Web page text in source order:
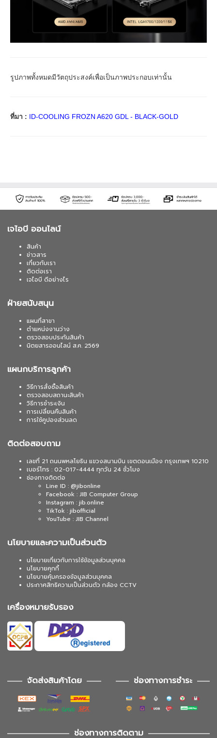
รูปภาพทั้งหมดมีวัตถุประสงค์เพื่อเป็นภาพประกอบเท่านั้น
ที่มา : ID-COOLING FROZN A620 GDL - BLACK-GOLD
เจไอบี ออนไลน์
สินค้า
ข่าวสาร
เกี่ยวกับเรา
ติดต่อเรา
เจไอบี ดีอย่างไร
ฝ่ายสนับสนุน
แผนที่สาขา
ตำแหน่งงานว่าง
ตรวจสอบประกันสินค้า
นิตยสารออนไลน์ ส.ค. 2569
แผนกบริการลูกค้า
วิธีการสั่งซื้อสินค้า
ตรวจสอบสถานะสินค้า
วิธีการชำระเงิน
การเปลี่ยนคืนสินค้า
การใช้คูปองส่วนลด
ติดต่อสอบถาม
เลขที่ 21 ถนนพหลโยธิน แขวงสนามบิน เขตดอนเมือง กรุงเทพฯ 10210
เบอร์โทร : 02-017-4444 ทุกวัน 24 ชั่วโมง
ช่องทางติดต่อ
Line ID : @jibonline
Facebook : JIB Computer Group
Instagram : jib.online
TikTok : jibofficial
YouTube : JIB Channel
นโยบายและความเป็นส่วนตัว
นโยบายเกี่ยวกับการใช้ข้อมูลส่วนบุคคล
นโยบายคุกกี้
นโยบายคุ้มครองข้อมูลส่วนบุคคล
ประกาศสิทธิความเป็นส่วนตัว กล้อง CCTV
เครื่องหมายรับรอง
จัดส่งสินค้าโดย ช่องทางการชำระ
ช่องทางการติดตาม